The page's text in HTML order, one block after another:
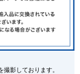
影しております。
イバシーの関係上WEBへ
せん。
ご注文と店頭処理との時
に在庫の確認をお電話か
します。